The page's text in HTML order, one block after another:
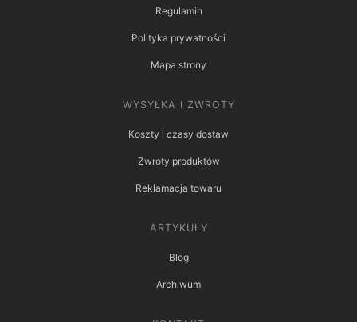
Regulamin
Polityka prywatności
Mapa strony
WYSYŁKA I ZWROTY
Koszty i czasy dostaw
Zwroty produktów
Reklamacja towaru
ARTYKUŁY
Blog
Archiwum